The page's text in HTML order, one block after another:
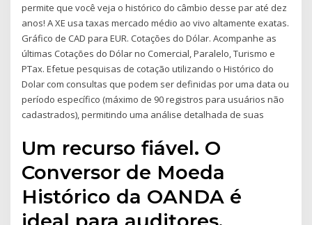
permite que você veja o histórico do câmbio desse par até dez
anos! A XE usa taxas mercado médio ao vivo altamente exatas.
Gráfico de CAD para EUR. Cotações do Dólar. Acompanhe as
últimas Cotações do Dólar no Comercial, Paralelo, Turismo e
PTax. Efetue pesquisas de cotação utilizando o Histórico do
Dolar com consultas que podem ser definidas por uma data ou
período específico (máximo de 90 registros para usuários não
cadastrados), permitindo uma análise detalhada de suas
Um recurso fiável. O
Conversor de Moeda
Histórico da OANDA é